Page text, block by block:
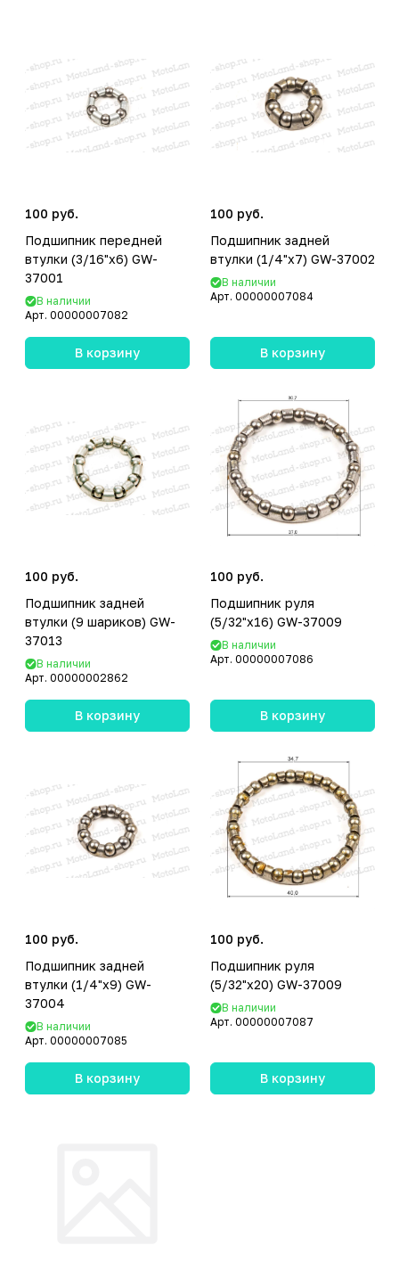
100 руб.
Подшипник передней
втулки (3/16"х6) GW-
37001
В наличии
Арт. 00000007082
В корзину
100 руб.
Подшипник задней
втулки (1/4"х7) GW-37002
В наличии
Арт. 00000007084
В корзину
100 руб.
Подшипник задней
втулки (9 шариков) GW-
37013
В наличии
Арт. 00000002862
В корзину
100 руб.
Подшипник руля
(5/32"х16) GW-37009
В наличии
Арт. 00000007086
В корзину
100 руб.
Подшипник задней
втулки (1/4"х9) GW-
37004
В наличии
Арт. 00000007085
В корзину
100 руб.
Подшипник руля
(5/32"х20) GW-37009
В наличии
Арт. 00000007087
В корзину